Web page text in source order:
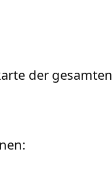
der gesamten